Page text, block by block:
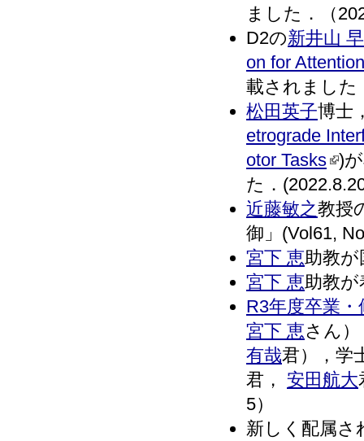
ました．（
D2の新井山 早
on for
載されました
松田英子博士
etrograde
otor Tasks )
た．
近藤敏之教授
御」(Vol61,
宮下 恵助教が
宮下 恵助教が
R3年度卒業
宮下 恵さん
有哉君），学
君， 安田航大
5）
新しく配属さ